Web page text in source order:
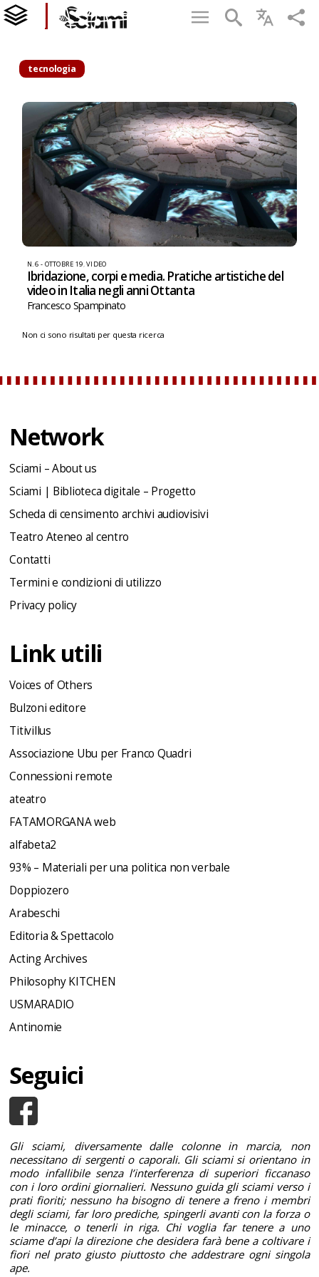
tecnologia
N. 6 - OTTOBRE 19,VIDEO
Ibridazione, corpi e media. Pratiche artistiche del
video in Italia negli anni Ottanta
Francesco Spampinato
Non ci sono risultati per questa ricerca
Network
Sciami – About us
Sciami | Biblioteca digitale – Progetto
Scheda di censimento archivi audiovisivi
Teatro Ateneo al centro
Contatti
Termini e condizioni di utilizzo
Privacy policy
Link utili
Voices of Others
Bulzoni editore
Titivillus
Associazione Ubu per Franco Quadri
Connessioni remote
ateatro
FATAMORGANA web
alfabeta2
93% – Materiali per una politica non verbale
Doppiozero
Arabeschi
Editoria & Spettacolo
Acting Archives
Philosophy KITCHEN
USMARADIO
Antinomie
Seguici
Gli sciami, diversamente dalle colonne in marcia, non
necessitano di sergenti o caporali. Gli sciami si orientano in
modo infallibile senza l’interferenza di superiori ficcanaso
con i loro ordini giornalieri. Nessuno guida gli sciami verso i
prati fioriti; nessuno ha bisogno di tenere a freno i membri
degli sciami, far loro prediche, spingerli avanti con la forza o
le minacce, o tenerli in riga. Chi voglia far tenere a uno
sciame d’api la direzione che desidera farà bene a coltivare i
fiori nel prato giusto piuttosto che addestrare ogni singola
ape.